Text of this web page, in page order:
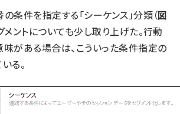
条件を指定する「シーケンス」分類（図
ントについても少し取り上げた。行動
がある場合は、こういった条件指定の
る。